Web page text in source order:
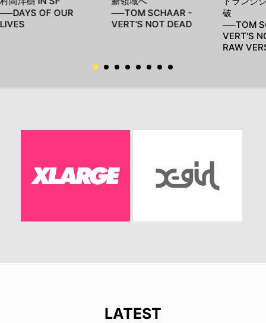
──DAYS OF OUR
LIVES
──TOM SCHAAR -
VERT'S NOT DEAD
破
──TOM
VERT'S
RAW
LATEST